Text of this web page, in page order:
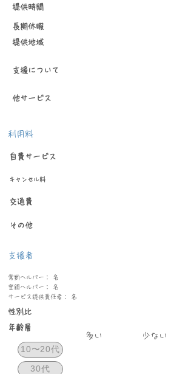
提供時間
長期休暇
提供地域
​支援について
他サービス
​利用料
自費サービス
キャンセル料
交通費
その他
支援者
常勤ヘルパー： 名
登録ヘルパー： 名
サービス提供責任者： 名
性別比
年齢層
​多い 少ない
10〜20代
30代